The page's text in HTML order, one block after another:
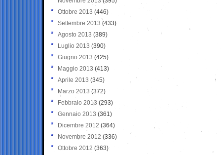
Ottobre 2013 (446)
Settembre 2013 (433)
Agosto 2013 (389)
Luglio 2013 (390)
Giugno 2013 (425)
Maggio 2013 (413)
Aprile 2013 (345)
Marzo 2013 (372)
Febbraio 2013 (293)
Gennaio 2013 (361)
Dicembre 2012 (364)
Novembre 2012 (336)
Ottobre 2012 (363)